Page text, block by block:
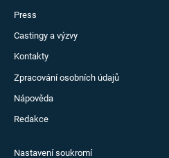
Press
Castingy a výzvy
Kontakty
Zpracování osobních údajů
Nápověda
Redakce
Nastavení soukromí